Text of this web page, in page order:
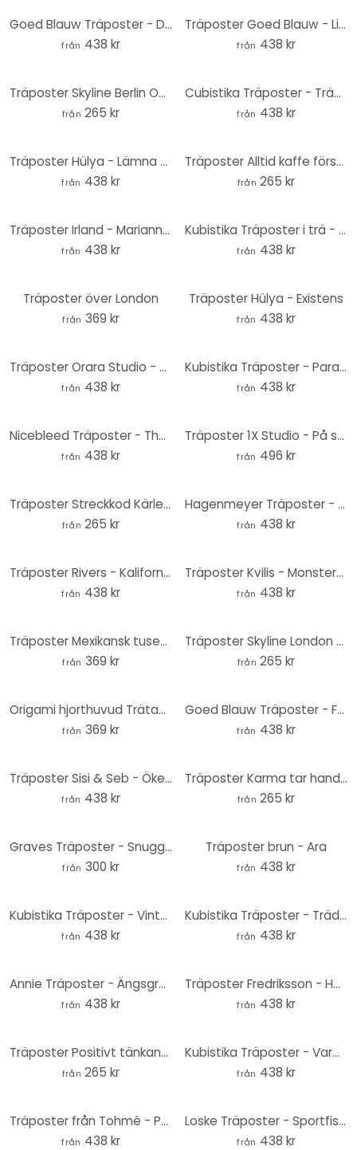
Goed Blauw Träposter - Djungelbarn
från 438 kr
Träposter Goed Blauw - Linoleumsnitt Kran
från 438 kr
Träposter Skyline Berlin Outline
från 265 kr
Cubistika Träposter - Trädstudie 02
från 438 kr
Träposter Hülya - Lämna efter dig
från 438 kr
Träposter Alltid kaffe först och sedan världen -kvadrat
från 265 kr
Träposter Irland - Marianna - Hibiskusblommor
från 438 kr
Kubistika Träposter i trä - Esperanzo
från 438 kr
Träposter över London
från 369 kr
Träposter Hülya - Existens
från 438 kr
Träposter Orara Studio - Älgblå och gul
från 438 kr
Kubistika Träposter - Paradiso
från 438 kr
Nicebleed Träposter - The Messenger
från 438 kr
Träposter 1X Studio - På stranden
från 496 kr
Träposter Streckkod Kärlek - Fyrkant
från 265 kr
Hagenmeyer Träposter - Glad katt
från 438 kr
Träposter Rivers - Kalifornien
från 438 kr
Träposter Kvilis - Monstera blad
från 438 kr
Träposter Mexikansk tusensköna - Närbild
från 369 kr
Träposter Skyline London Outline
från 265 kr
Origami hjorthuvud Trätavla
från 369 kr
Goed Blauw Träposter - Familjen Elefant
från 438 kr
Träposter Sisi & Seb - Ökenkaktus
från 438 kr
Träposter Karma tar hand om det - Square
från 265 kr
Graves Träposter - Snuggle Pug - Fyrkant
från 300 kr
Träposter brun - Ara
från 438 kr
Kubistika Träposter - Vinterdröm
från 438 kr
Kubistika Träposter - Trädstudie 01
från 438 kr
Annie Träposter - Ängsgräs
från 438 kr
Träposter Fredriksson - Hon trodde
från 438 kr
Träposter Positivt tänkande - Fyrkant
från 265 kr
Kubistika Träposter - Varm solnedgång
från 438 kr
Träposter från Tohmé - Pocahontas
från 438 kr
Loske Träposter - Sportfiskarnas vänner
från 438 kr